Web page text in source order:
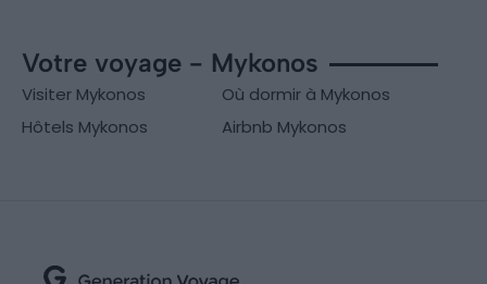
Votre voyage - Mykonos
Visiter Mykonos
Où dormir à Mykonos
Hôtels Mykonos
Airbnb Mykonos